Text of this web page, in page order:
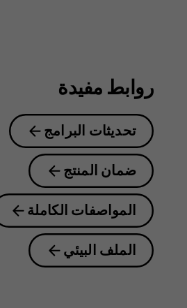
روابط مفيدة
تحديثات البرامج
ضمان المنتج
المواصفات الكاملة
الملف البيئي